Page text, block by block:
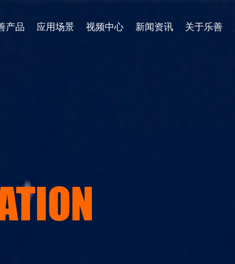
产品 应用场景 视频中心 新闻资讯 关于乐善